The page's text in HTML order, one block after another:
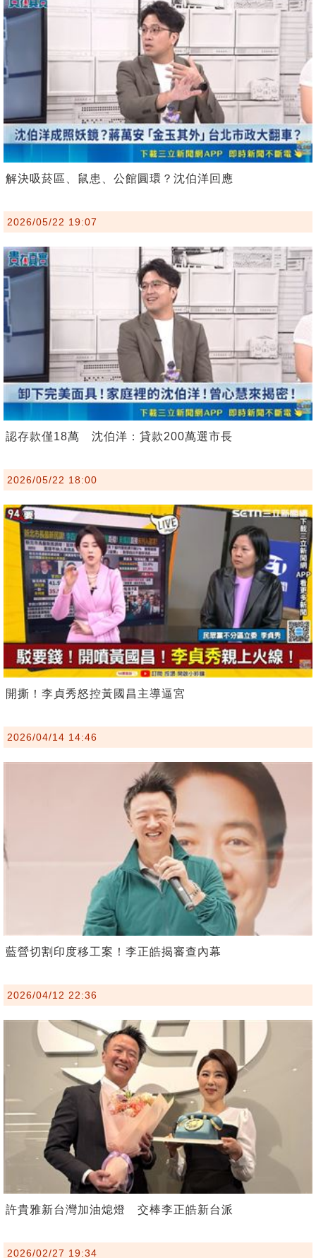
解決吸菸區、鼠患、公館圓環？沈伯洋回應
2026/05/22 19:07
認存款僅18萬 沈伯洋：貸款200萬選市長
2026/05/22 18:00
開撕！李貞秀怒控黃國昌主導逼宮
2026/04/14 14:46
藍營切割印度移工案！李正皓揭審查內幕
2026/04/12 22:36
許貴雅新台灣加油熄燈 交棒李正皓新台派
2026/02/27 19:34